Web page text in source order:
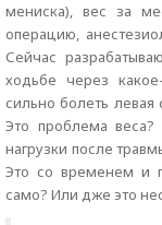
мениска), вес за
операцию,
Сейчас
ходьбе через
сильно болеть левая
Это проблема
нагрузки после
Это со временем и
само? Или дже это